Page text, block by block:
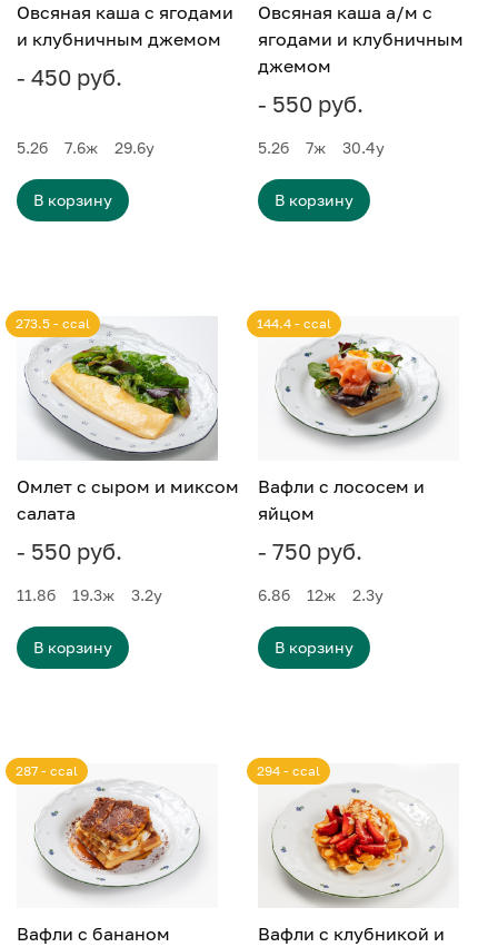
Овсяная каша с ягодами
и клубничным джемом
- 450 руб.
5.2б 7.6ж 29.6у
В корзину
Овсяная каша а/м с
ягодами и клубничным
джемом
- 550 руб.
5.2б 7ж 30.4у
В корзину
Омлет с сыром и миксом
салата
- 550 руб.
273.5 - ccal
11.8б 19.3ж 3.2у
В корзину
Вафли с лососем и
яйцом
- 750 руб.
144.4 - ccal
6.8б 12ж 2.3у
В корзину
Вафли с бананом
287 - ccal
Вафли с клубникой и
294 - ccal